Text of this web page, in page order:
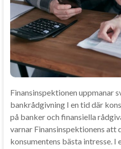
Finansinspektionen uppmanar
bankrådgivning I en tid där
på banker och finansiella
varnar Finansinspektionens att
konsumentens bästa intresse.